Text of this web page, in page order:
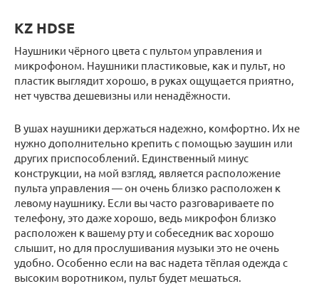
KZ HDSE
Наушники чёрного цвета с пультом управления и
микрофоном. Наушники пластиковые, как и пульт, но
пластик выглядит хорошо, в руках ощущается приятно,
нет чувства дешевизны или ненадёжности.
В ушах наушники держаться надежно, комфортно. Их не
нужно дополнительно крепить с помощью заушин или
других приспособлений. Единственный минус
конструкции, на мой взгляд, является расположение
пульта управления — он очень близко расположен к
левому наушнику. Если вы часто разговариваете по
телефону, это даже хорошо, ведь микрофон близко
расположен к вашему рту и собеседник вас хорошо
слышит, но для прослушивания музыки это не очень
удобно. Особенно если на вас надета тёплая одежда с
высоким воротником, пульт будет мешаться.